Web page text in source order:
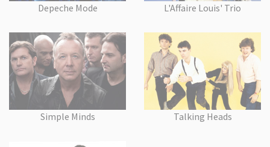
Depeche Mode L'Affaire Louis' Trio
Simple Minds Talking Heads